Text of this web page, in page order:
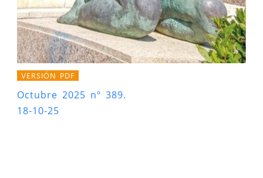
VERSIÓN PDF
Octubre 2025 nº 389.
18-10-25